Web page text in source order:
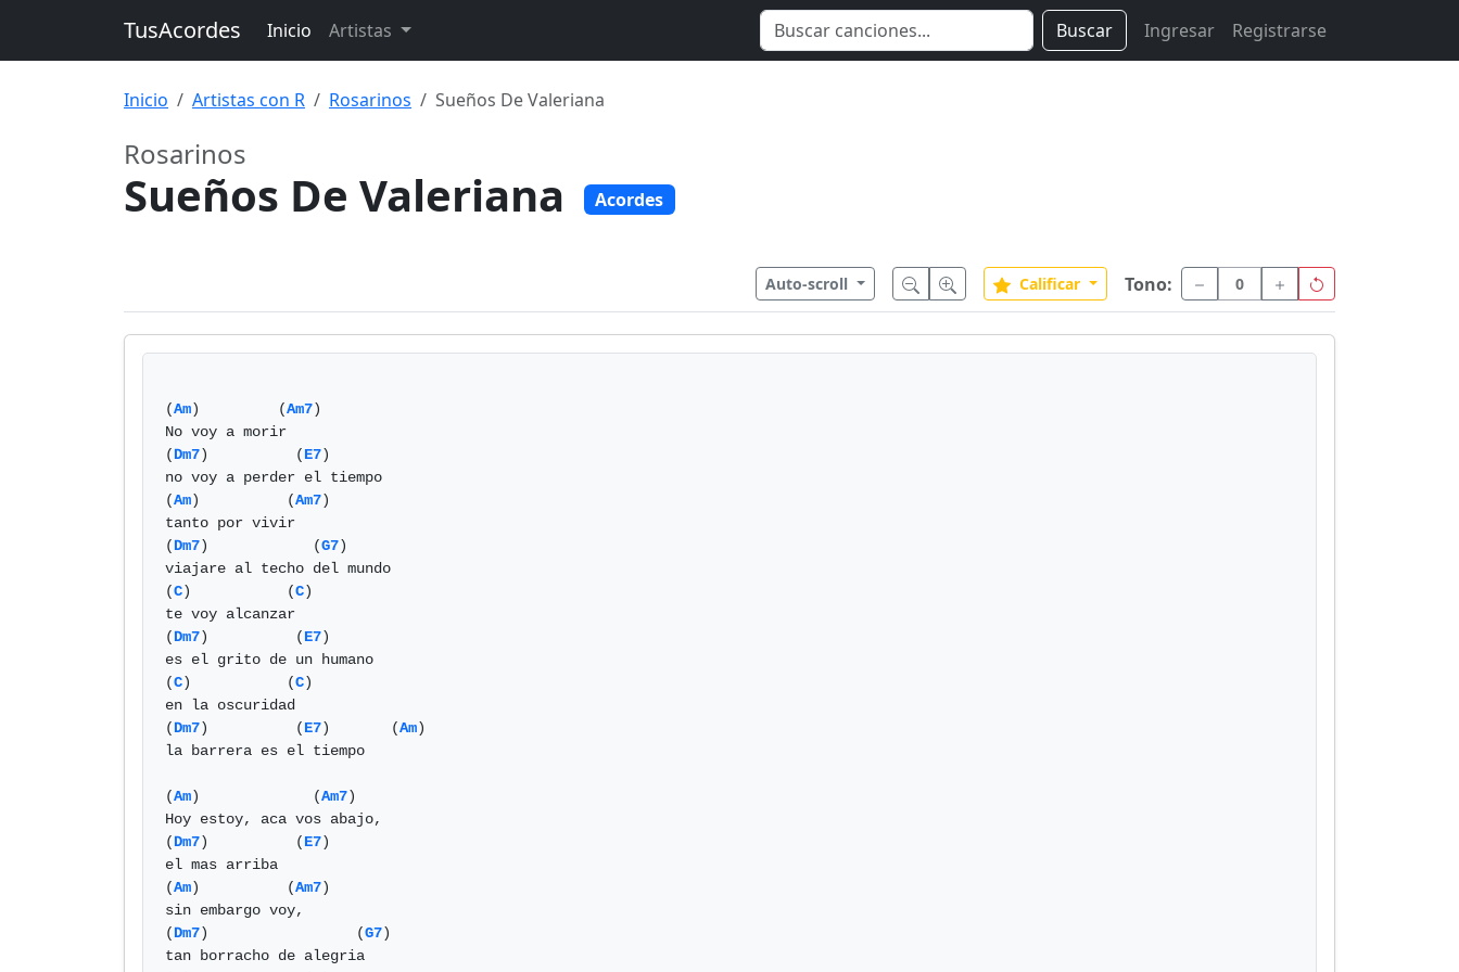
TusAcordes Inicio Artistas Buscar Ingresar Registrarse
Inicio Artistas con R Rosarinos Sueños De Valeriana
Rosarinos
Sueños De Valeriana Acordes
Auto-scroll Calificar Tono: 0
(Am)         (Am7)
No voy a morir
(Dm7)          (E7)
no voy a perder el tiempo
(Am)          (Am7)
tanto por vivir
(Dm7)            (G7)
viajare al techo del mundo
(C)           (C)
te voy alcanzar
(Dm7)          (E7)
es el grito de un humano
(C)           (C)
en la oscuridad
(Dm7)          (E7)       (Am)
la barrera es el tiempo
(Am)             (Am7)
Hoy estoy, aca vos abajo,
(Dm7)          (E7)
el mas arriba
(Am)          (Am7)
sin embargo voy,
(Dm7)                 (G7)
tan borracho de alegria